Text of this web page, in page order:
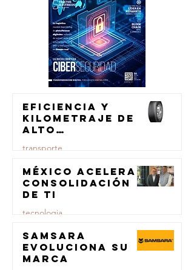
Eficiencia y
kilometraje de
alto
para el
transporte de
carga
transporte
23 jul
México acelera
consolidación
de TI
tecnologia
23 jul
Samsara
evoluciona su
marca